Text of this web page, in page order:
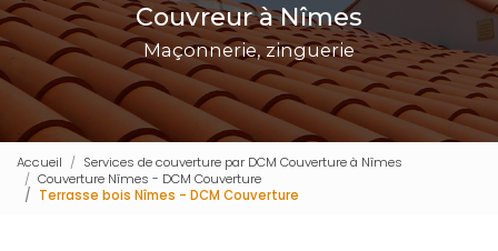
Couvreur à Nîmes
Maçonnerie, zinguerie
Accueil
Services de couverture par DCM Couverture à Nîmes
Couverture Nîmes - DCM Couverture
Terrasse bois Nîmes - DCM Couverture